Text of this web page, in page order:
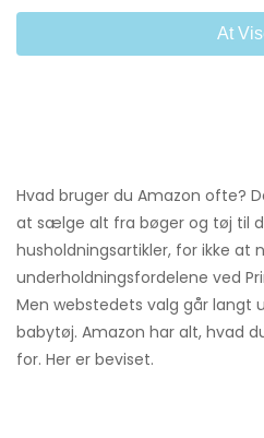
At
Hvad bruger du Amazon ofte?
at sælge alt fra bøger og tøj til
husholdningsartikler, for ikke at
underholdningsfordelene ved
Men webstedets valg går langt
babytøj. Amazon har alt, hvad
for. Her er beviset.